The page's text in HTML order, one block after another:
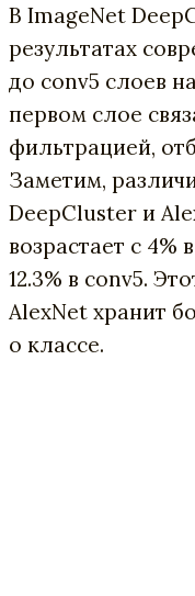
В ImageNet
результатах
до conv5 слоев
первом слое
фильтрацией,
Заметим,
DeepCluster и
возрастает с 4%
12.3% в conv5.
AlexNet хранит
о классе.